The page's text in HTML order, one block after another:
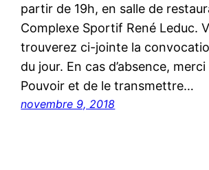
partir de 19h, en salle de
Complexe Sportif René Leduc.
trouverez ci-jointe la
du jour. En cas d’absence,
Pouvoir et de le transmettre…
novembre 9, 2018